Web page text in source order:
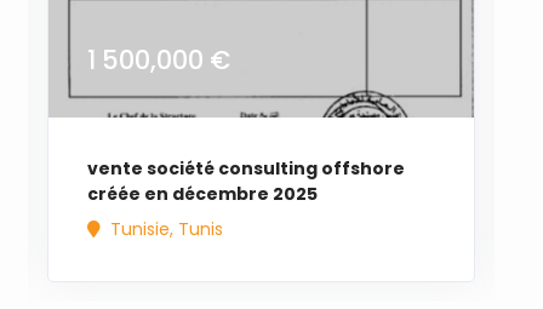
1 500,000 €
vente société consulting offshore
créée en décembre 2025
Tunisie, Tunis